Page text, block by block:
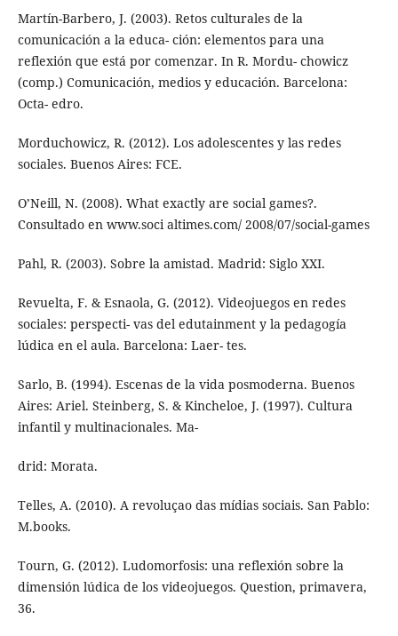
Martín-Barbero, J. (2003). Retos culturales de la
comunicación a la educa- ción: elementos para una
reflexión que está por comenzar. In R. Mordu- chowicz
(comp.) Comunicación, medios y educación. Barcelona:
Octa- edro.
Morduchowicz, R. (2012). Los adolescentes y las redes
sociales. Buenos Aires: FCE.
O’Neill, N. (2008). What exactly are social games?.
Consultado en www.soci altimes.com/ 2008/07/social-games
Pahl, R. (2003). Sobre la amistad. Madrid: Siglo XXI.
Revuelta, F. & Esnaola, G. (2012). Videojuegos en redes
sociales: perspecti- vas del edutainment y la pedagogía
lúdica en el aula. Barcelona: Laer- tes.
Sarlo, B. (1994). Escenas de la vida posmoderna. Buenos
Aires: Ariel. Steinberg, S. & Kincheloe, J. (1997). Cultura
infantil y multinacionales. Ma-
drid: Morata.
Telles, A. (2010). A revoluçao das mídias sociais. San Pablo:
M.books.
Tourn, G. (2012). Ludomorfosis: una reflexión sobre la
dimensión lúdica de los videojuegos. Question, primavera,
36.